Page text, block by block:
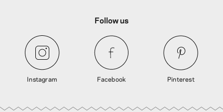
Follow us
Instagram Facebook Pinterest